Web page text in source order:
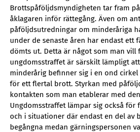
Brottspåföljdsmyndigheten tar fram
åklagaren inför rättegång. Även om
påföljdsutredningar om minderåriga
under de senaste åren har endast ett
dömts ut. Detta är något som man vill
ungdomsstraffet är särskilt lämpligt
minderårig befinner sig i en ond
för ett flertal brott. Styrkan med
kontakten som man etablerar med
Ungdomsstraffet lämpar sig också för
och i situationer där endast en del av
begångna medan gärningspersonen